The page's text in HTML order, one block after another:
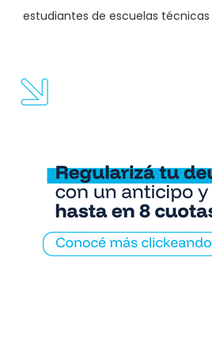
estudiantes de escuelas técnicas